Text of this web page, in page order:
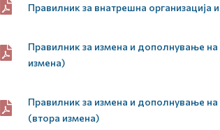
Правилник за внатрешна организација
Правилник за измена и дополнување
измена)
Правилник за измена и дополнување
(втора измена)